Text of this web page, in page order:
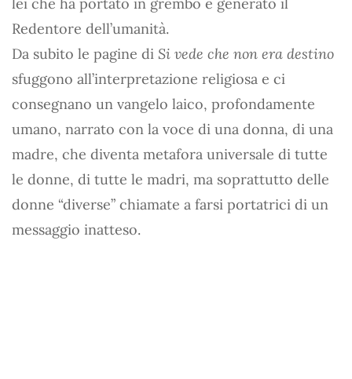
Redentore dell’umanità.
Da subito le pagine di Si vede che non era destino
sfuggono all’interpretazione religiosa e ci
consegnano un vangelo laico, profondamente
umano, narrato con la voce di una donna, di una
madre, che diventa metafora universale di tutte
le donne, di tutte le madri, ma soprattutto delle
donne “diverse” chiamate a farsi portatrici di un
messaggio inatteso.